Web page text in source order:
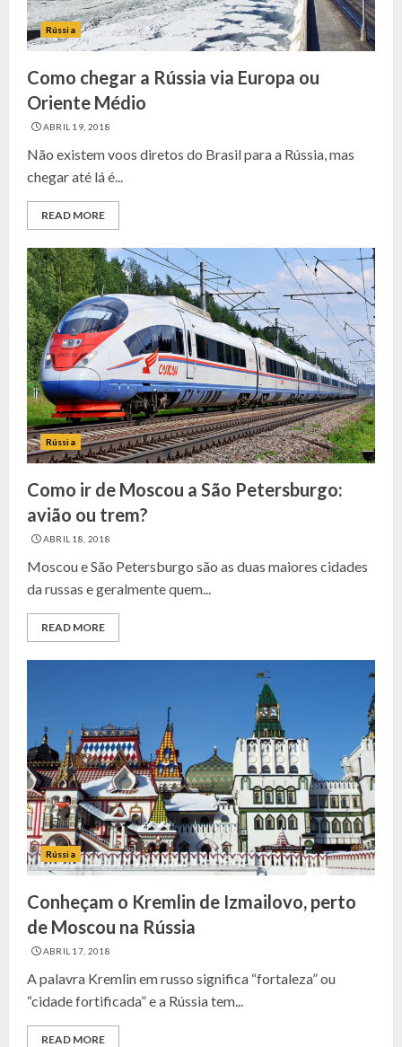
Rússia
Como chegar a Rússia via Europa ou
Oriente Médio
ABRIL 19, 2018
Não existem voos diretos do Brasil para a Rússia, mas
chegar até lá é...
READ MORE
Rússia
Como ir de Moscou a São Petersburgo:
avião ou trem?
ABRIL 18, 2018
Moscou e São Petersburgo são as duas maiores cidades
da russas e geralmente quem...
READ MORE
Rússia
Conheçam o Kremlin de Izmailovo, perto
de Moscou na Rússia
ABRIL 17, 2018
A palavra Kremlin em russo significa “fortaleza” ou
“cidade fortificada” e a Rússia tem...
READ MORE